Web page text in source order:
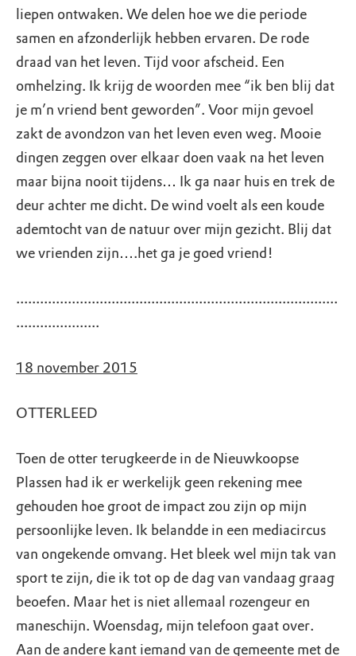
liepen ontwaken. We delen hoe we die periode
samen en afzonderlijk hebben ervaren. De rode
draad van het leven. Tijd voor afscheid. Een
omhelzing. Ik krijg de woorden mee “ik ben blij dat
je m’n vriend bent geworden”. Voor mijn gevoel
zakt de avondzon van het leven even weg. Mooie
dingen zeggen over elkaar doen vaak na het leven
maar bijna nooit tijdens… Ik ga naar huis en trek de
deur achter me dicht. De wind voelt als een koude
ademtocht van de natuur over mijn gezicht. Blij dat
we vrienden zijn….het ga je goed vriend!
.................................................................................
.....................
18 november 2015
OTTERLEED
Toen de otter terugkeerde in de Nieuwkoopse
Plassen had ik er werkelijk geen rekening mee
gehouden hoe groot de impact zou zijn op mijn
persoonlijke leven. Ik belandde in een mediacircus
van ongekende omvang. Het bleek wel mijn tak van
sport te zijn, die ik tot op de dag van vandaag graag
beoefen. Maar het is niet allemaal rozengeur en
maneschijn. Woensdag, mijn telefoon gaat over.
Aan de andere kant iemand van de gemeente met de